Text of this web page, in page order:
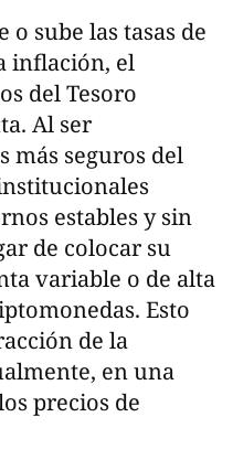
o sube las tasas de
inflación, el
del Tesoro
Al ser
más seguros del
estables y sin
de colocar su
variable o de alta
Esto
de la
en una
precios de